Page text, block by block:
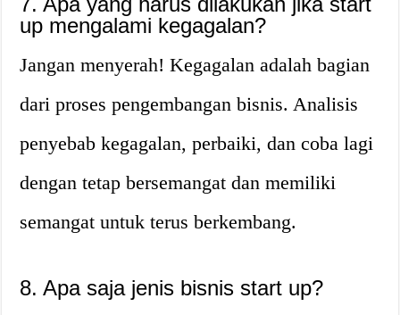
up mengalami kegagalan?
Jangan menyerah! Kegagalan adalah bagian
dari proses pengembangan bisnis. Analisis
penyebab kegagalan, perbaiki, dan coba lagi
dengan tetap bersemangat dan memiliki
semangat untuk terus berkembang.
8. Apa saja jenis bisnis start up?